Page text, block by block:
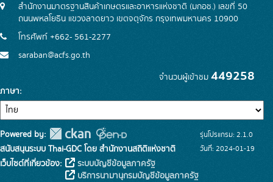
สำนักงานมาตรฐานสินค้าเกษตรและอาหารแห่งชาติ (มกอช.) เลขที่ 50
ถนนพหลโยธิน แขวงลาดยาว เขตจตุจักร กรุงเทพมหานคร 10900
โทรศัพท์ +662- 561-2277
saraban@acfs.go.th
จำนวนผู้เข้าชม 449258
ภาษา
Powered by:
สนับสนุนระบบ Thai-GDC โดย สำนักงานสถิติแห่งชาติ
เว็บไซต์ที่เกี่ยวข้อง:
ระบบบัญชีข้อมูลภาครัฐ
บริการนามานุกรมบัญชีข้อมูลภาครัฐ
รุ่นโปรแกรม: 2.1.0
วันที่: 2024-01-19